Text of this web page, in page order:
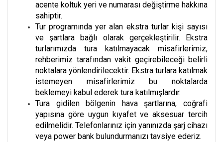
acente koltuk yeri ve numarası değiştirme hakkına
sahiptir.
Tur programında yer alan ekstra turlar kişi sayısı
ve şartlara bağlı olarak gerçekleştirilir. Ekstra
turlarımızda tura katılmayacak misafirlerimiz,
rehberimiz tarafından vakit geçirebileceği belirli
noktalara yönlendirilecektir. Ekstra turlara katılmak
istemeyen misafirlerimiz bu noktalarda
beklemeyi kabul ederek tura katılmışlardır.
Tura gidilen bölgenin hava şartlarına, coğrafi
yapısına göre uygun kıyafet ve aksesuar tercih
edilmelidir. Telefonlarınız için yanınızda şarj cihazı
veya power bank bulundurmanızı tavsiye ederiz.